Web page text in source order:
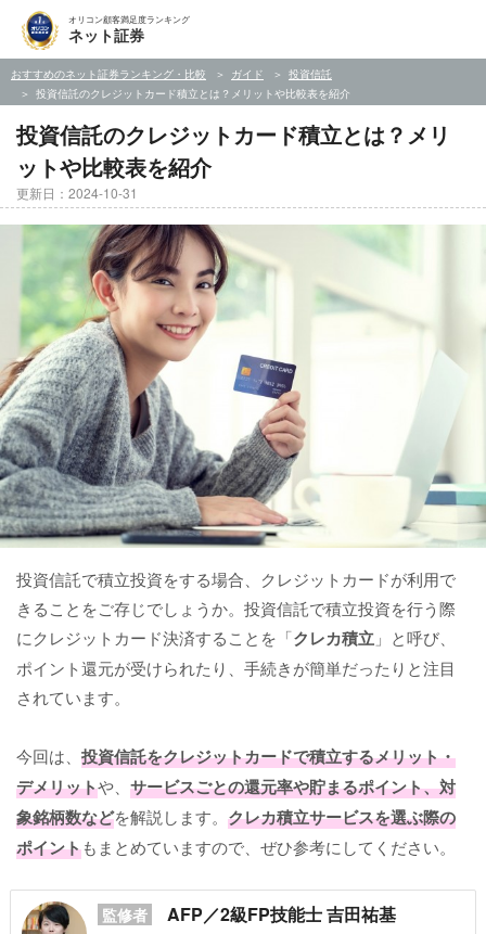
オリコン顧客満足度ランキング
ネット証券
おすすめのネット証券ランキング・比較 ガイド
投資信託
投資信託のクレジットカード積立とは？メリットや比較表を紹介
投資信託のクレジットカード積立とは？メリ
ットや比較表を紹介
更新日：2024-10-31
投資信託で積立投資をする場合、クレジットカードが利用で
きることをご存じでしょうか。投資信託で積立投資を行う際
にクレジットカード決済することを「クレカ積立 」と呼び、
ポイント還元が受けられたり、手続きが簡単だったりと注目
されています。
今回は、 投資信託をクレジットカードで積立するメリット・
デメリットや、 サービスごとの還元率や貯まるポイント、対
象銘柄数などを解説します。 クレカ積立サービスを選ぶ際の
ポイントもまとめていますので、ぜひ参考にしてください。
監修者 AFP／2級FP技能士 吉田祐基